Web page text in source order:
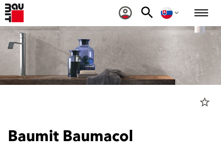
star_border
Baumit Baumacol